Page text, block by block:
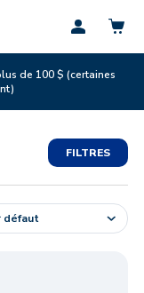
Profil
de 100 $ (certaines
FILTRES